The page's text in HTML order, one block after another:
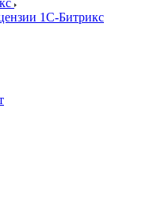
1С-Битрикс